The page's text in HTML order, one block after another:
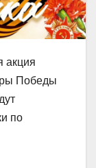
акция
Победы
по